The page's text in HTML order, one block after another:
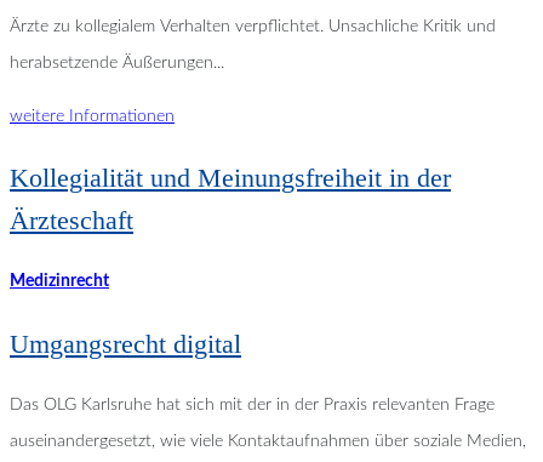
Ärzte zu kollegialem Verhalten verpflichtet. Unsachliche Kritik und
herabsetzende Äußerungen...
weitere Informationen
Kollegialität und Meinungsfreiheit in der
Ärzteschaft
Medizinrecht
Umgangsrecht digital
Das OLG Karlsruhe hat sich mit der in der Praxis relevanten Frage
auseinandergesetzt, wie viele Kontaktaufnahmen über soziale Medien,